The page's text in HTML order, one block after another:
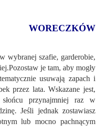
wybranej szafie, garderobie,
je tam, aby mogły
usuwają zapach i
przez lata. Wskazane jest,
przynajmniej raz w
Jeśli jednak zostawiasz
lub mocno pachnącym